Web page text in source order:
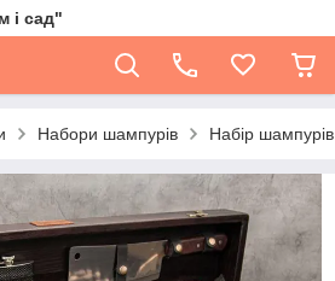
і сад"
Набори шампурів Набір